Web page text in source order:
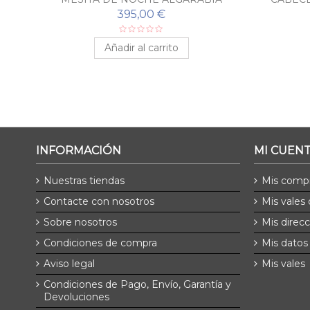
395,00 €
Añadir al carrito
INFORMACIÓN
Nuestras tiendas
Contacte con nosotros
Sobre nosotros
Condiciones de compra
Aviso legal
Condiciones de Pago, Envío, Garantía y
Devoluciones
MI
Mis
Mis
Mis
Mis
Mis vales